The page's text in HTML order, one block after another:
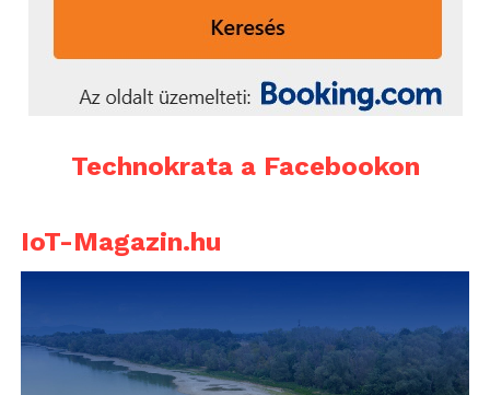
Technokrata a Facebookon
IoT-Magazin.hu